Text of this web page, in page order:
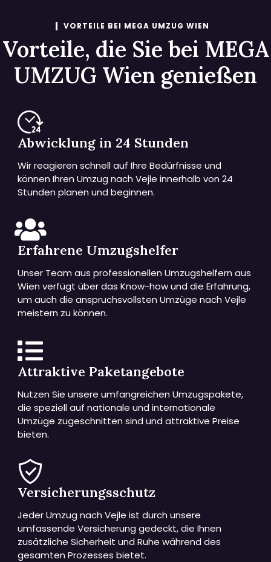
VORTEILE BEI MEGA UMZUG WIEN
Vorteile, die Sie bei MEGA
UMZUG Wien genießen
Abwicklung in 24 Stunden
Wir reagieren schnell auf Ihre Bedürfnisse und
können Ihren Umzug nach Vejle innerhalb von 24
Stunden planen und beginnen.
Erfahrene Umzugshelfer
Unser Team aus professionellen Umzugshelfern aus
Wien verfügt über das Know-how und die Erfahrung,
um auch die anspruchsvollsten Umzüge nach Vejle
meistern zu können.
Attraktive Paketangebote
Nutzen Sie unsere umfangreichen Umzugspakete,
die speziell auf nationale und internationale
Umzüge zugeschnitten sind und attraktive Preise
bieten.
Versicherungsschutz
Jeder Umzug nach Vejle ist durch unsere
umfassende Versicherung gedeckt, die Ihnen
zusätzliche Sicherheit und Ruhe während des
gesamten Prozesses bietet.